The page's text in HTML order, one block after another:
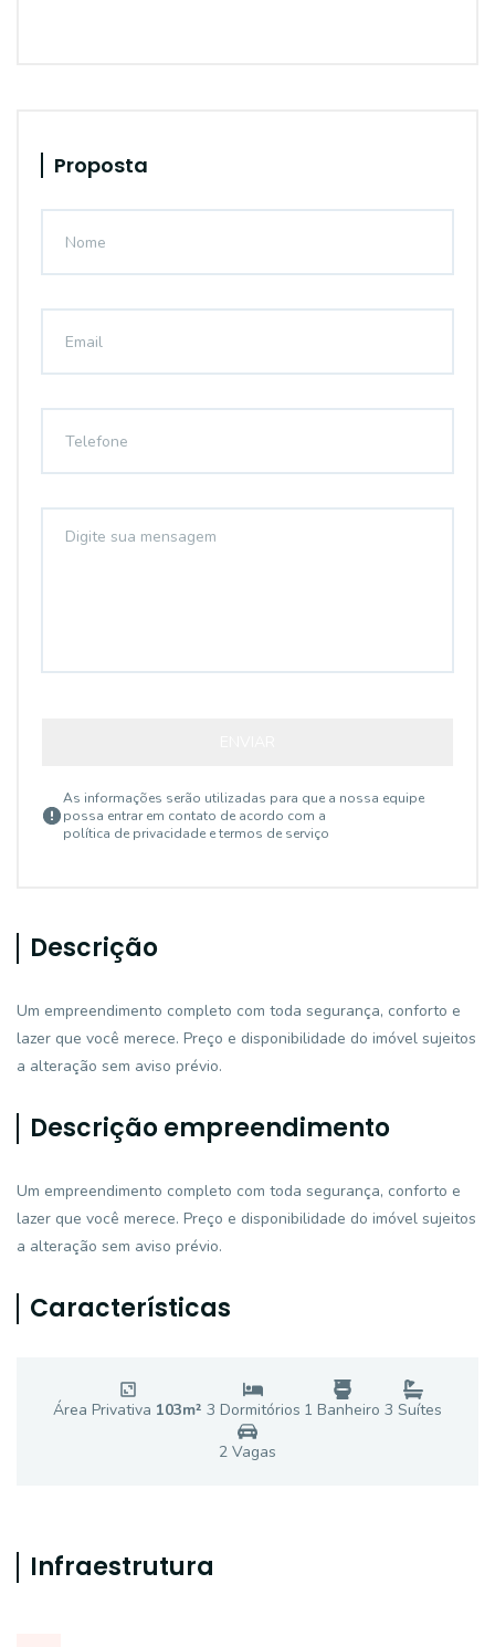
Proposta
As informações serão utilizadas para que a nossa equipe
possa entrar em contato de acordo com a
política de privacidade e termos de serviço
Descrição
Um empreendimento completo com toda segurança, conforto e
lazer que você merece. Preço e disponibilidade do imóvel sujeitos
a alteração sem aviso prévio.
Descrição empreendimento
Um empreendimento completo com toda segurança, conforto e
lazer que você merece. Preço e disponibilidade do imóvel sujeitos
a alteração sem aviso prévio.
Características
Área Privativa 103m² 3 Dormitórios 1 Banheiro 3 Suítes
2 Vagas
Infraestrutura